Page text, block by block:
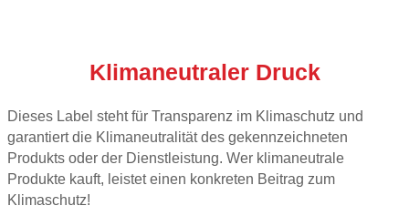
Klimaneutraler Druck
Dieses Label steht für Transparenz im Klimaschutz und
garantiert die Klimaneutralität des gekennzeichneten
Produkts oder der Dienstleistung. Wer klimaneutrale
Produkte kauft, leistet einen konkreten Beitrag zum
Klimaschutz!